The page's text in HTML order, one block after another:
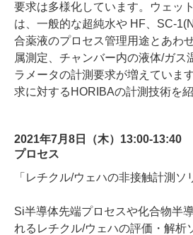
要求は多様化しています。ウェッ
は、一般的な超純水や HF、SC-
合薬液のプロセス管理用途とあわ
属測定、チャンバー内の液体/ガス
ラメータの計測要求が増えていま
求に対するHORIBAの計測技術を紹
2021年7月8日（木）13:00-13:40
プロセス
「レチクル/ウェハの非接触計測ソ
Si半導体先端プロセスや化合物半
れるレチクル/ウェハの評価・解析